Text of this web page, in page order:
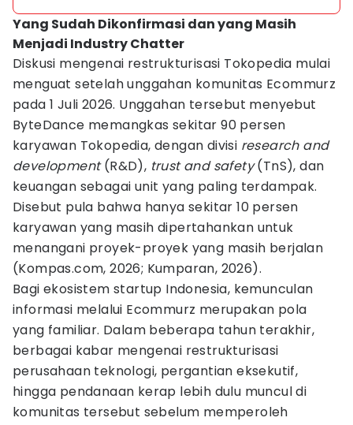
Yang Sudah Dikonfirmasi dan yang Masih
Menjadi Industry Chatter
Diskusi mengenai restrukturisasi Tokopedia mulai
menguat setelah unggahan komunitas Ecommurz
pada 1 Juli 2026. Unggahan tersebut menyebut
ByteDance memangkas sekitar 90 persen
karyawan Tokopedia, dengan divisi research and
development(R&D), trust and safety(TnS), dan
keuangan sebagai unit yang paling terdampak.
Disebut pula bahwa hanya sekitar 10 persen
karyawan yang masih dipertahankan untuk
menangani proyek-proyek yang masih berjalan
(Kompas.com, 2026; Kumparan, 2026).
Bagi ekosistem startup Indonesia, kemunculan
informasi melalui Ecommurz merupakan pola
yang familiar. Dalam beberapa tahun terakhir,
berbagai kabar mengenai restrukturisasi
perusahaan teknologi, pergantian eksekutif,
hingga pendanaan kerap lebih dulu muncul di
komunitas tersebut sebelum memperoleh